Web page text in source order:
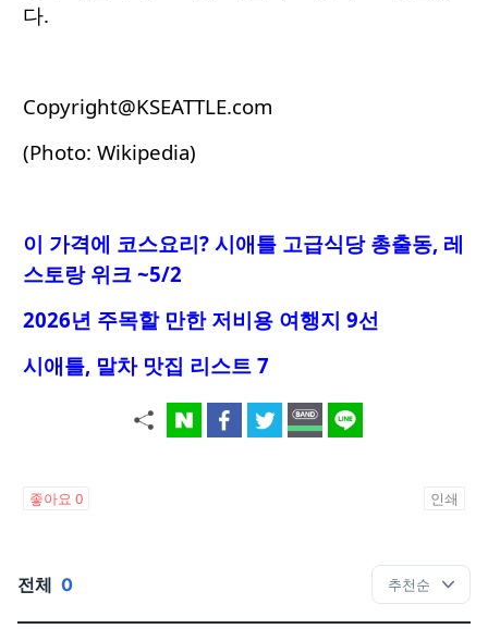
다.
Copyright@KSEATTLE.com
(Photo: Wikipedia)
이 가격에 코스요리? 시애틀 고급식당 총출동, 레
스토랑 위크 ~5/2
2026년 주목할 만한 저비용 여행지 9선
시애틀, 말차 맛집 리스트 7
좋아요 0 인쇄
전체 0